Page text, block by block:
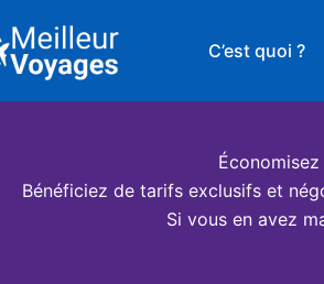
C’est quoi ?
Bénéficiez de tarifs exclusifs et
Si vous en avez